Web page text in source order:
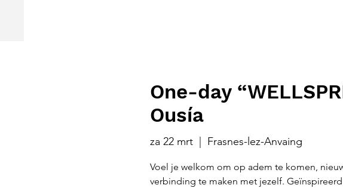
One-day
Ousía
za 22 mrt
  |
Frasnes-lez-Anvaing
Voel je welkom om op adem te komen,
verbinding te maken met jezelf.